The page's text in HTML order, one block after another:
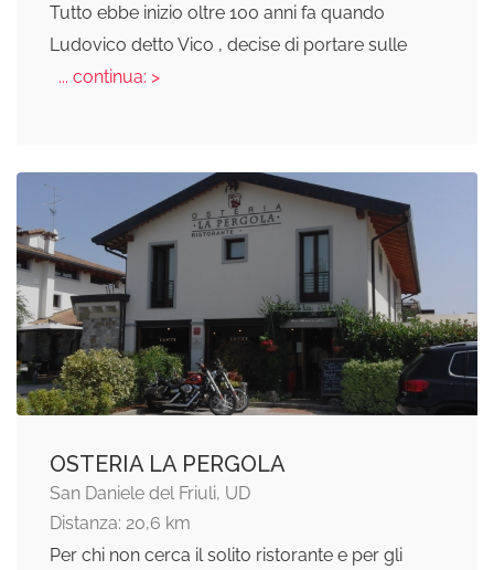
Tutto ebbe inizio oltre 100 anni fa quando
Ludovico detto Vico , decise di portare sulle
... continua: >
OSTERIA LA PERGOLA
San Daniele del Friuli, UD
Distanza: 20,6 km
Per chi non cerca il solito ristorante e per gli